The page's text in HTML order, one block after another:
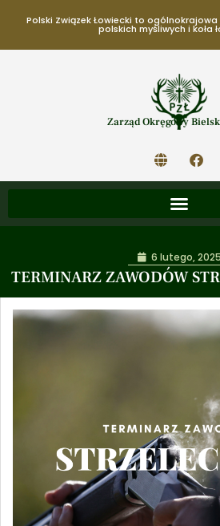
Polski Związek Łowiecki to
polskich myśliwych i koła
Zarząd Okręgowy
TERMINARZ ZAWODÓW
6 lutego, 2025